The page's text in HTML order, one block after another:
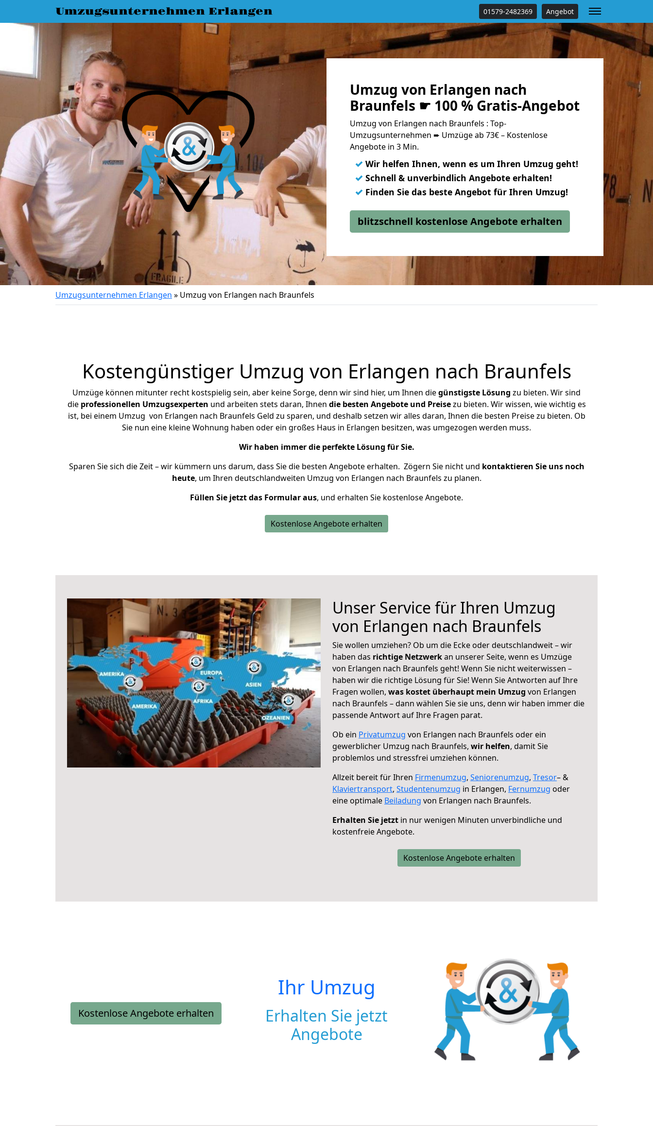
Umzugsunternehmen Erlangen 01579-2482369 Angebot
Umzug von Erlangen nach
Braunfels ☛ 100 % Gratis-Angebot
Umzug von Erlangen nach Braunfels : Top-
Umzugsunternehmen ➨ Umzüge ab 73€ – Kostenlose
Angebote in 3 Min.
✓ Wir helfen Ihnen, wenn es um Ihren Umzug geht!
✓ Schnell & unverbindlich Angebote erhalten!
✓ Finden Sie das beste Angebot für Ihren Umzug!
blitzschnell kostenlose Angebote erhalten
Umzugsunternehmen Erlangen » Umzug von Erlangen nach Braunfels
Kostengünstiger Umzug von Erlangen nach Braunfels
Umzüge können mitunter recht kostspielig sein, aber keine Sorge, denn wir sind hier, um Ihnen diegünstigste Lösung zu bieten. Wir sind
die professionellen Umzugsexperten und arbeiten stets daran, Ihnen die besten Angebote und Preisezu bieten. Wir wissen, wie wichtig es
ist, bei einem Umzug von Erlangen nach Braunfels Geld zu sparen, und deshalb setzen wir alles daran, Ihnen die besten Preise zu bieten. Ob
Sie nun eine kleine Wohnung haben oder ein großes Haus in Erlangen besitzen, was umgezogen werden muss.
Wir haben immer die perfekte Lösung für Sie.
Sparen Sie sich die Zeit – wir kümmern uns darum, dass Sie die besten Angebote erhalten. Zögern Sie nicht und kontaktieren Sie uns noch
heute, um Ihren deutschlandweiten Umzug von Erlangen nach Braunfels zu planen.
Füllen Sie jetzt das Formular aus, und erhalten Sie kostenlose Angebote.
Kostenlose Angebote erhalten
Unser Service für Ihren Umzug
von Erlangen nach Braunfels
Sie wollen umziehen? Ob um die Ecke oder deutschlandweit – wir
haben das richtige Netzwerkan unserer Seite, wenn es Umzüge
von Erlangen nach Braunfels geht! Wenn Sie nicht weiterwissen –
haben wir die richtige Lösung für Sie! Wenn Sie Antworten auf Ihre
Fragen wollen, was kostet überhaupt mein Umzug von Erlangen
nach Braunfels – dann wählen Sie sie uns, denn wir haben immer die
passende Antwort auf Ihre Fragen parat.
Ob ein Privatumzug von Erlangen nach Braunfels oder ein
gewerblicher Umzug nach Braunfels, wir helfen, damit Sie
problemlos und stressfrei umziehen können.
Allzeit bereit für Ihren Firmenumzug, Seniorenumzug, Tresor– &
Klaviertransport, Studentenumzug in Erlangen, Fernumzug oder
eine optimale Beiladung von Erlangen nach Braunfels.
Erhalten Sie jetzt in nur wenigen Minuten unverbindliche und
kostenfreie Angebote.
Kostenlose Angebote erhalten
Kostenlose Angebote erhalten
Ihr Umzug
Erhalten Sie jetzt
Angebote